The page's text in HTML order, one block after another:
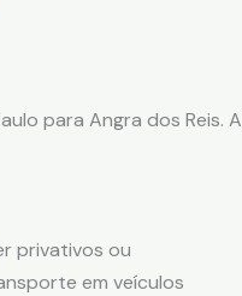
para Angra dos Reis. A
privativos ou
em veículos